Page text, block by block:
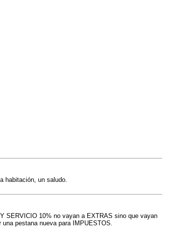
habitación, un saludo.
SERVICIO 10% no vayan a EXTRAS sino que vayan
pestana nueva para IMPUESTOS.